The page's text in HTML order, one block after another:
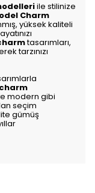
ile stilinize
Charm
yüksek kaliteli
tasarımları,
tarzınızı
modern gibi
seçim
gümüş